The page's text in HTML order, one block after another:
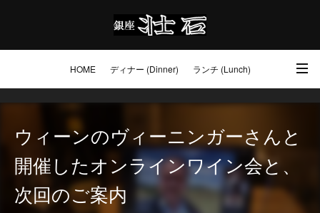
HOME ディナー (Dinner) ランチ (Lunch)
アクセス・ご予約 (Access / Reservations) ワイン (Wine) お土産 (Go to)
壮石の心 (Our Philosophy)
ウィーンのヴィーニンガーさんと
開催したオンラインワイン会と、
次回のご案内